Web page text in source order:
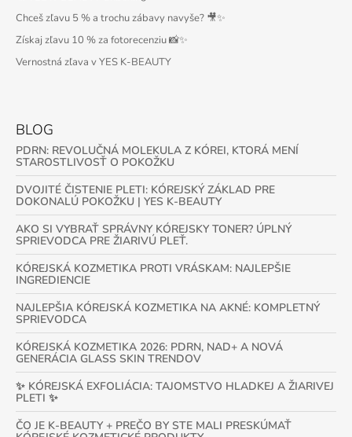
Chceš zľavu 5 % a trochu zábavy navyše? 🎥✨
Získaj zľavu 10 % za fotorecenziu 📸✨
Vernostná zľava v YES K-BEAUTY
BLOG
PDRN: REVOLUČNÁ MOLEKULA Z KÓREI, KTORÁ MENÍ
STAROSTLIVOSŤ O POKOŽKU
DVOJITÉ ČISTENIE PLETI: KÓREJSKÝ ZÁKLAD PRE
DOKONALÚ POKOŽKU | YES K-BEAUTY
AKO SI VYBRAŤ SPRÁVNY KÓREJSKY TONER? ÚPLNÝ
SPRIEVODCA PRE ŽIARIVÚ PLEŤ.
KÓREJSKÁ KOZMETIKA PROTI VRÁSKAM: NAJLEPŠIE
INGREDIENCIE
NAJLEPŠIA KÓREJSKÁ KOZMETIKA NA AKNÉ: KOMPLETNÝ
SPRIEVODCA
KÓREJSKÁ KOZMETIKA 2026: PDRN, NAD+ A NOVÁ
GENERÁCIA GLASS SKIN TRENDOV
✨ KÓREJSKÁ EXFOLIÁCIA: TAJOMSTVO HLADKEJ A ŽIARIVEJ
PLETI ✨
ČO JE K-BEAUTY + PREČO BY STE MALI PRESKÚMAŤ